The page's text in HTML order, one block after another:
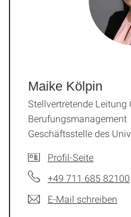
Maike Kölpin
Stellvertretende Leitung
Berufungsmanagement
Geschäftsstelle des
Profil-Seite
+49 711 685 82100
E-Mail schreiben